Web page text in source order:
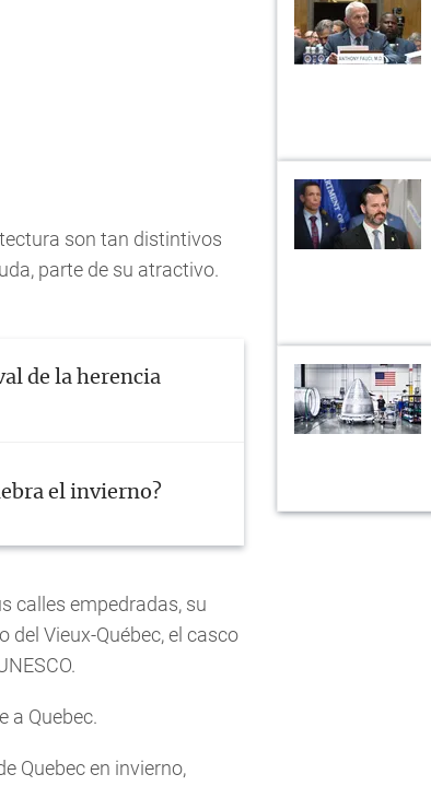
son tan distintivos
parte de su atractivo.
de la herencia
el invierno?
calles empedradas, su
Vieux-Québec, el casco
a Quebec.
Quebec en invierno,